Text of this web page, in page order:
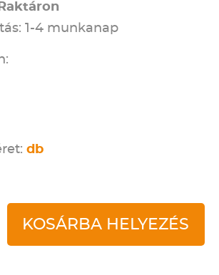
Raktáron
1-4 munkanap
db
KOSÁRBA HELYEZÉS